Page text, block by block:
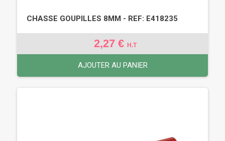
CHASSE GOUPILLES 8MM - REF: E418235
2,27 € H.T
AJOUTER AU PANIER